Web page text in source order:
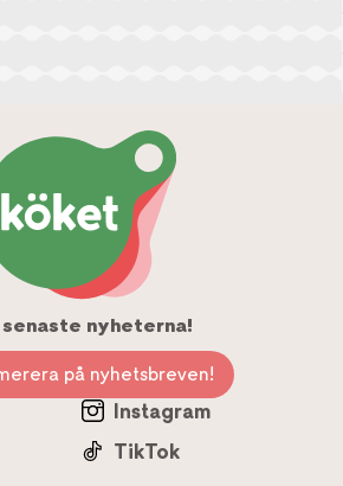
senaste nyheterna!
på nyhetsbreven!
Instagram
TikTok